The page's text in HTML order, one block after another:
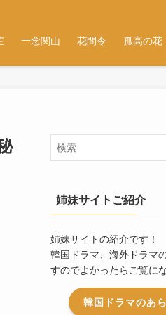
一念関山 花間令 孤高の花
姉妹サイトご紹介
姉妹サイトの紹介です！
韓国ドラマ、海外ドラマ
すのでよかったらご覧に
韓国ドラマのあ